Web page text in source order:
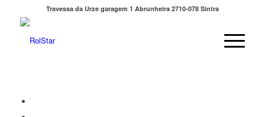
Travessa da Urze garagem 1 Abrunheira 2710-078 Sintra